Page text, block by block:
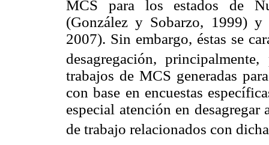
MCS para los estados de
(González y Sobarzo, 1999)
2007). Sin embargo, éstas se
desagregación,
trabajos de MCS generadas
con base en encuestas
especial atención en
de trabajo relacionados con